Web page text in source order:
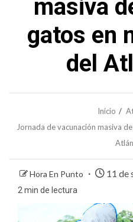
masiva
gatos en
del
Inicio
Jornada de vacunación masiva
Hora En Punto 11 de
2 min de lectura